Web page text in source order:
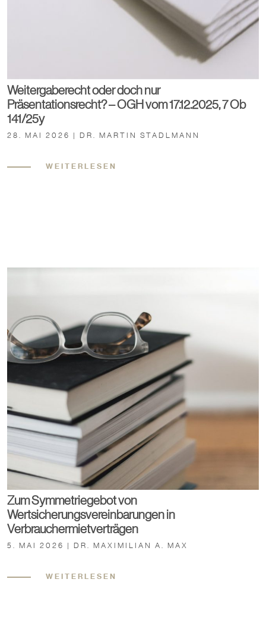
Weitergaberecht oder doch nur
Präsentationsrecht? – OGH vom 17.12.2025, 7 Ob
141/25y
28. MAI 2026 | DR. MARTIN STADLMANN
WEITERLESEN
Zum Symmetriegebot von
Wertsicherungsvereinbarungen in
Verbrauchermietverträgen
5. MAI 2026 | DR. MAXIMILIAN A. MAX
WEITERLESEN